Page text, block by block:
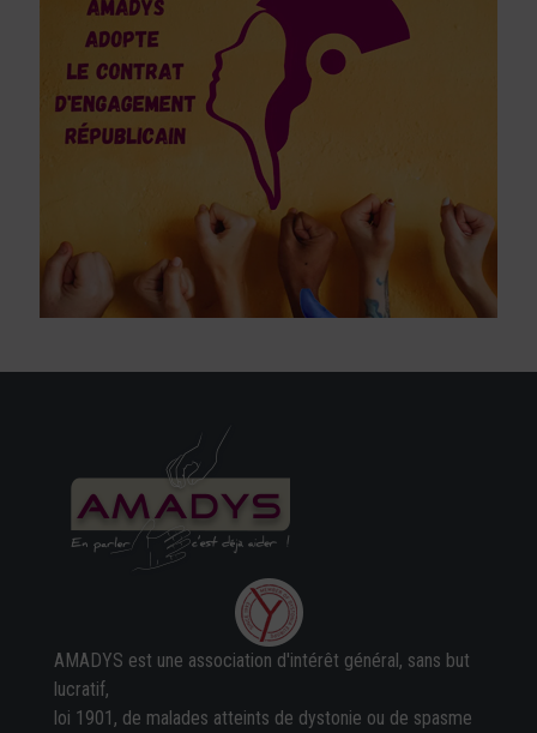
AMADYS est une association d'intérêt général, sans but
lucratif,
loi 1901, de malades atteints de dystonie ou de spasme